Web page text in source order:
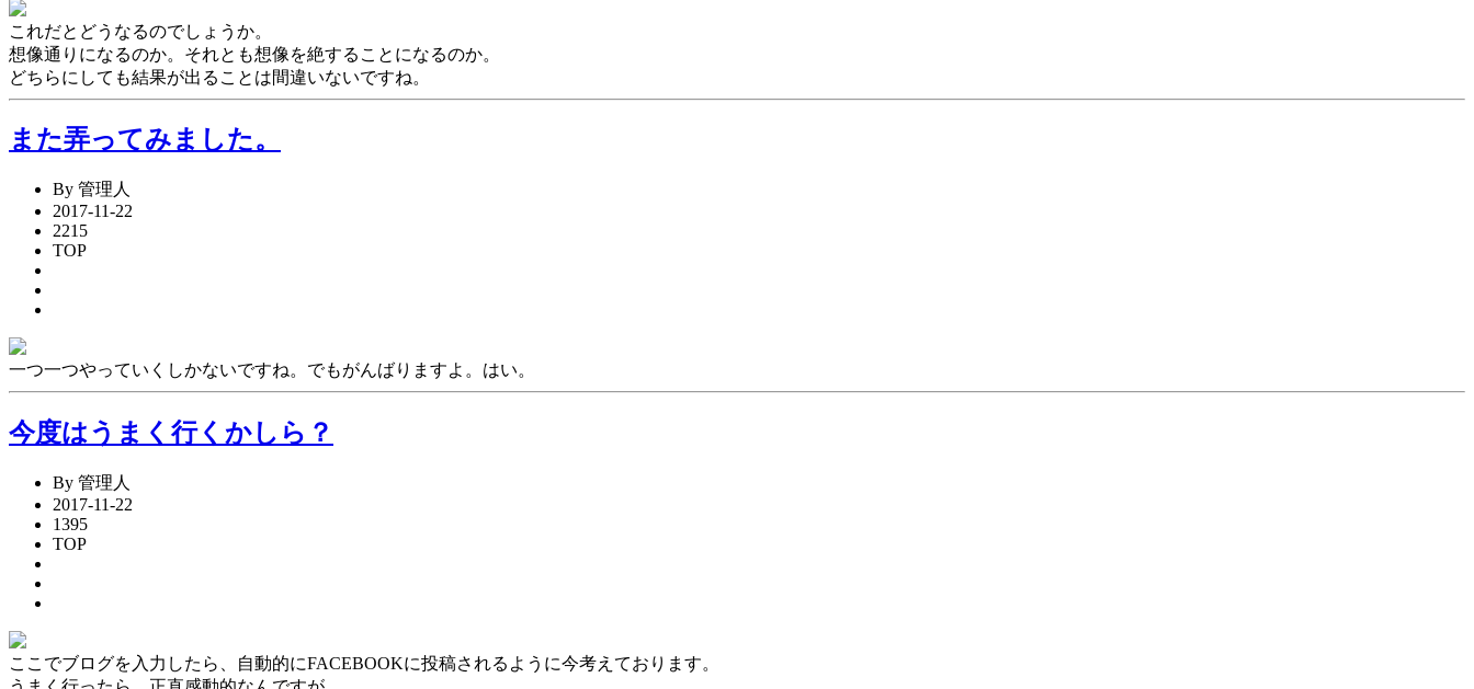
これだとどうなるのでしょうか。
想像通りになるのか。それとも想像を絶することになるのか。
どちらにしても結果が出ることは間違いないですね。
また弄ってみました。
By 管理人
2017-11-22
2215
TOP
一つ一つやっていくしかないですね。でもがんばりますよ。はい。
今度はうまく行くかしら？
By 管理人
2017-11-22
1395
TOP
ここでブログを入力したら、自動的にFACEBOOKに投稿されるように今考えております。